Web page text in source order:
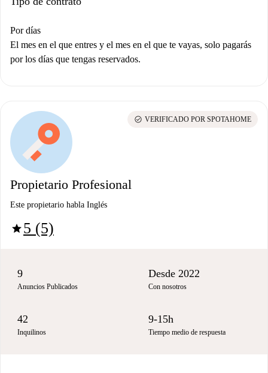
Por días
El mes en el que entres y el mes en el que te vayas, solo pagarás
por los días que tengas reservados.
Propietario Profesional
Este propietario habla Inglés
star5 (5)
check_circle VERIFICADO POR SPOTAHOME
9
Anuncios Publicados
Desde 2022
Con nosotros
42
Inquilinos
9-15h
Tiempo medio de respuesta